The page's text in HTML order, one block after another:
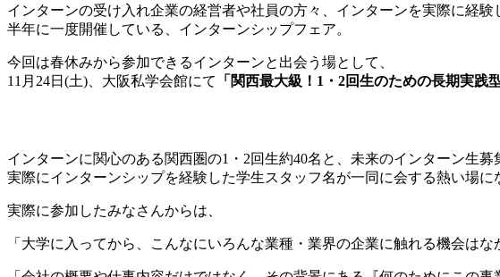
インターンの受け入れ企業の経営者や社員の方々、インターンを実際に経
半年に一度開催している、インターンシップフェア。
今回は春休みから参加できるインターンと出会う場として、
11月24日(土)、大阪私学会館にて
「関西最大級！1・2回生のための長期実践
インターンに関心のある関西圏の1・2回生約40名と、未来のインターン生募
実際にインターンシップを経験した学生スタッフ名が一同に会する熱い場に
実際に参加したみなさんからは、
「大学に入ってから、こんなにいろんな業種・業界の企業に触れる機会はな